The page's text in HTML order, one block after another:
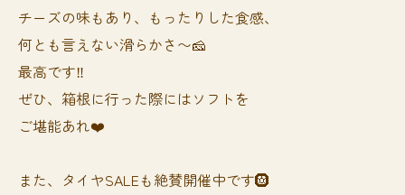
チーズの味もあり、もったりした食感、
何とも言えない滑らかさ〜🧀
最高です‼️
ぜひ、箱根に行った際にはソフトを
ご堪能あれ❤️
また、タイヤSALEも絶賛開催中です🛞